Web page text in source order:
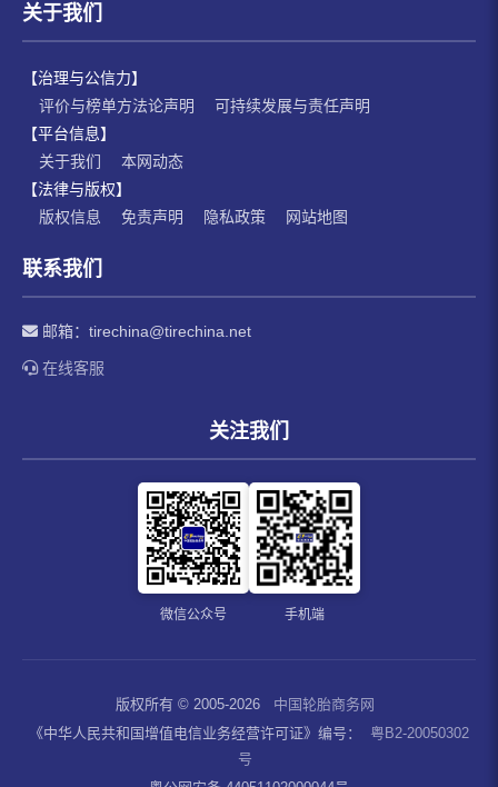
关于我们
【治理与公信力】
评价与榜单方法论声明
可持续发展与责任声明
【平台信息】
关于我们
本网动态
【法律与版权】
版权信息
免责声明 隐私政策 网站地图
联系我们
邮箱： tirechina@tirechina.net
在线客服
关注我们
微信公众号 手机端
版权所有 © 2005-2026
中国轮胎商务网
《中华人民共和国增值电信业务经营许可证》编号：
粤B2-20050302
号